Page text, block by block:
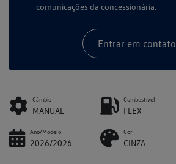
comunicações da concessionária.
Entrar em contato
Câmbio
MANUAL
Combustível
FLEX
Ano/Modelo
2026/2026
Cor
CINZA